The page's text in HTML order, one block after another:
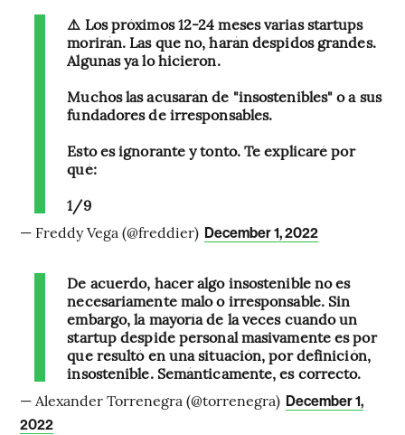
⚠️ Los próximos 12-24 meses varias startups
morirán. Las que no, harán despidos grandes.
Algunas ya lo hicieron.
Muchos las acusarán de "insostenibles" o a sus
fundadores de irresponsables.
Esto es ignorante y tonto. Te explicaré por
qué:
1/9
— Freddy Vega (@freddier) December 1, 2022
De acuerdo, hacer algo insostenible no es
necesariamente malo o irresponsable. Sin
embargo, la mayoría de la veces cuando un
startup despide personal masivamente es por
que resultó en una situación, por definición,
insostenible. Semánticamente, es correcto.
— Alexander Torrenegra (@torrenegra) December 1,
2022